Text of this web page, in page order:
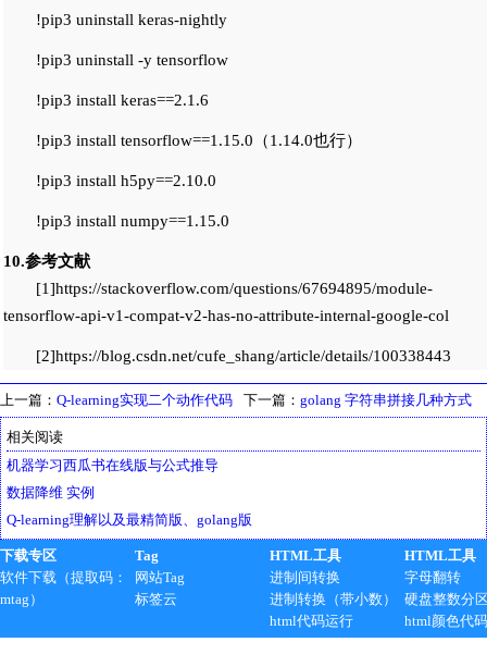
!pip3 uninstall keras-nightly
!pip3 uninstall -y tensorflow
!pip3 install keras==2.1.6
!pip3 install tensorflow==1.15.0（1.14.0也行）
!pip3 install h5py==2.10.0
!pip3 install numpy==1.15.0
10.参考文献
[1]https://stackoverflow.com/questions/67694895/module-
tensorflow-api-v1-compat-v2-has-no-attribute-internal-google-col
[2]https://blog.csdn.net/cufe_shang/article/details/100338443
上一篇： Q-learning实现二个动作代码 下一篇： golang 字符串拼接几种方式
相关阅读
机器学习西瓜书在线版与公式推导
数据降维 实例
Q-learning理解以及最精简版、golang版
下载专区
软件下载（提取码：
mtag）
Tag
网站Tag
标签云
HTML工具
进制间转换
进制转换（带小数）
html代码运行
HTML工具
字母翻转
硬盘整数分
html颜色代码